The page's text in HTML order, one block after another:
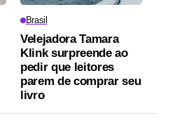
Brasil
Velejadora Tamara
Klink surpreende ao
pedir que leitores
parem de comprar seu
livro